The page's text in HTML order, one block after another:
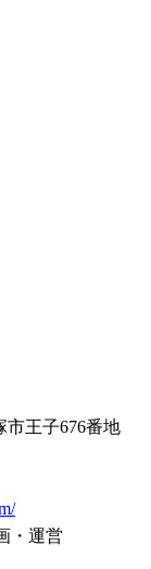
王子676番地
・運営